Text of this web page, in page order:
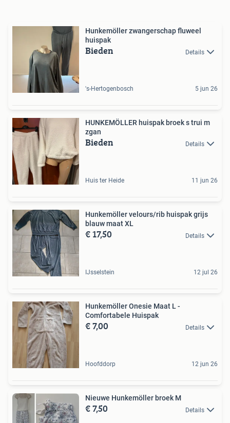
Hunkemöller zwangerschap fluweel
huispak
Bieden Details
's-Hertogenbosch 5 jun 26
HUNKEMÖLLER huispak broek s trui m
zgan
Bieden Details
Huis ter Heide 11 jun 26
Hunkemöller velours/rib huispak grijs
blauw maat XL
€ 17,50 Details
IJsselstein 12 jul 26
Hunkemöller Onesie Maat L -
Comfortabele Huispak
€ 7,00 Details
Hoofddorp 12 jun 26
Nieuwe Hunkemöller broek M
€ 7,50 Details